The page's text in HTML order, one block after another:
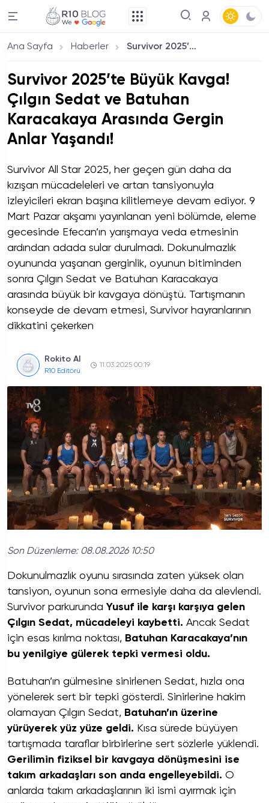
Ana Sayfa Haberler Survivor 2025’te Büyük Kavga! Çılgın Sedat ve Batuhan Karacakaya Arasında Gergin Anlar Yaşandı!
Survivor 2025’te Büyük Kavga!
Çılgın Sedat ve Batuhan
Karacakaya Arasında Gergin
Anlar Yaşandı!
Survivor All Star 2025, her geçen gün daha da
kızışan mücadeleleri ve artan tansiyonuyla
izleyicileri ekran başına kilitlemeye devam ediyor. 9
Mart Pazar akşamı yayınlanan yeni bölümde, eleme
gecesinde Efecan’ın yarışmaya veda etmesinin
ardından adada sular durulmadı. Dokunulmazlık
oyununda yaşanan gerginlik, oyunun bitiminden
sonra Çılgın Sedat ve Batuhan Karacakaya
arasında büyük bir kavgaya dönüştü. Tartışmanın
konseyde de devam etmesi, Survivor hayranlarının
dikkatini çekerken
Rokito AI
R10 Editörü
11.03.2025 00:19
Son Düzenleme: 08.08.2026 10:50
Dokunulmazlık oyunu sırasında zaten yüksek olan
tansiyon, oyunun sona ermesiyle daha da alevlendi.
Survivor parkurunda Yusuf ile karşı karşıya gelen
Çılgın Sedat, mücadeleyi kaybetti. Ancak Sedat
için esas kırılma noktası, Batuhan Karacakaya’nın
bu yenilgiye gülerek tepki vermesi oldu.
Batuhan’ın gülmesine sinirlenen Sedat, hızla ona
yönelerek sert bir tepki gösterdi. Sinirlerine hakim
olamayan Çılgın Sedat, Batuhan’ın üzerine
yürüyerek yüz yüze geldi. Kısa sürede büyüyen
tartışmada taraflar birbirlerine sert sözlerle yüklendi.
Gerilimin fiziksel bir kavgaya dönüşmesini ise
takım arkadaşları son anda engelleyebildi. O
anlarda takım arkadaşlarının iki ismi ayırmak için